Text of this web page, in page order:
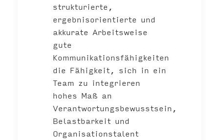
strukturierte,
ergebnisorientierte und
akkurate Arbeitsweise
gute
Kommunikationsfähigkeiten
die Fähigkeit, sich in ein
Team zu integrieren
hohes Maß an
Verantwortungsbewusstsein,
Belastbarkeit und
Organisationstalent